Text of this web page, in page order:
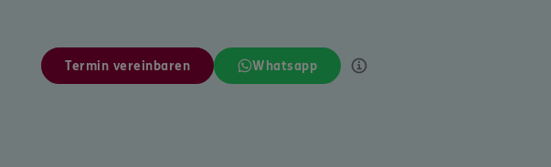
Termin vereinbaren Whatsapp